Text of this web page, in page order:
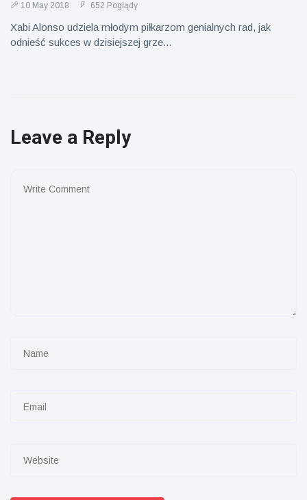
10 May 2018 652 Poglądy
Xabi Alonso udziela młodym piłkarzom genialnych rad, jak
odnieść sukces w dzisiejszej grze...
Leave a Reply